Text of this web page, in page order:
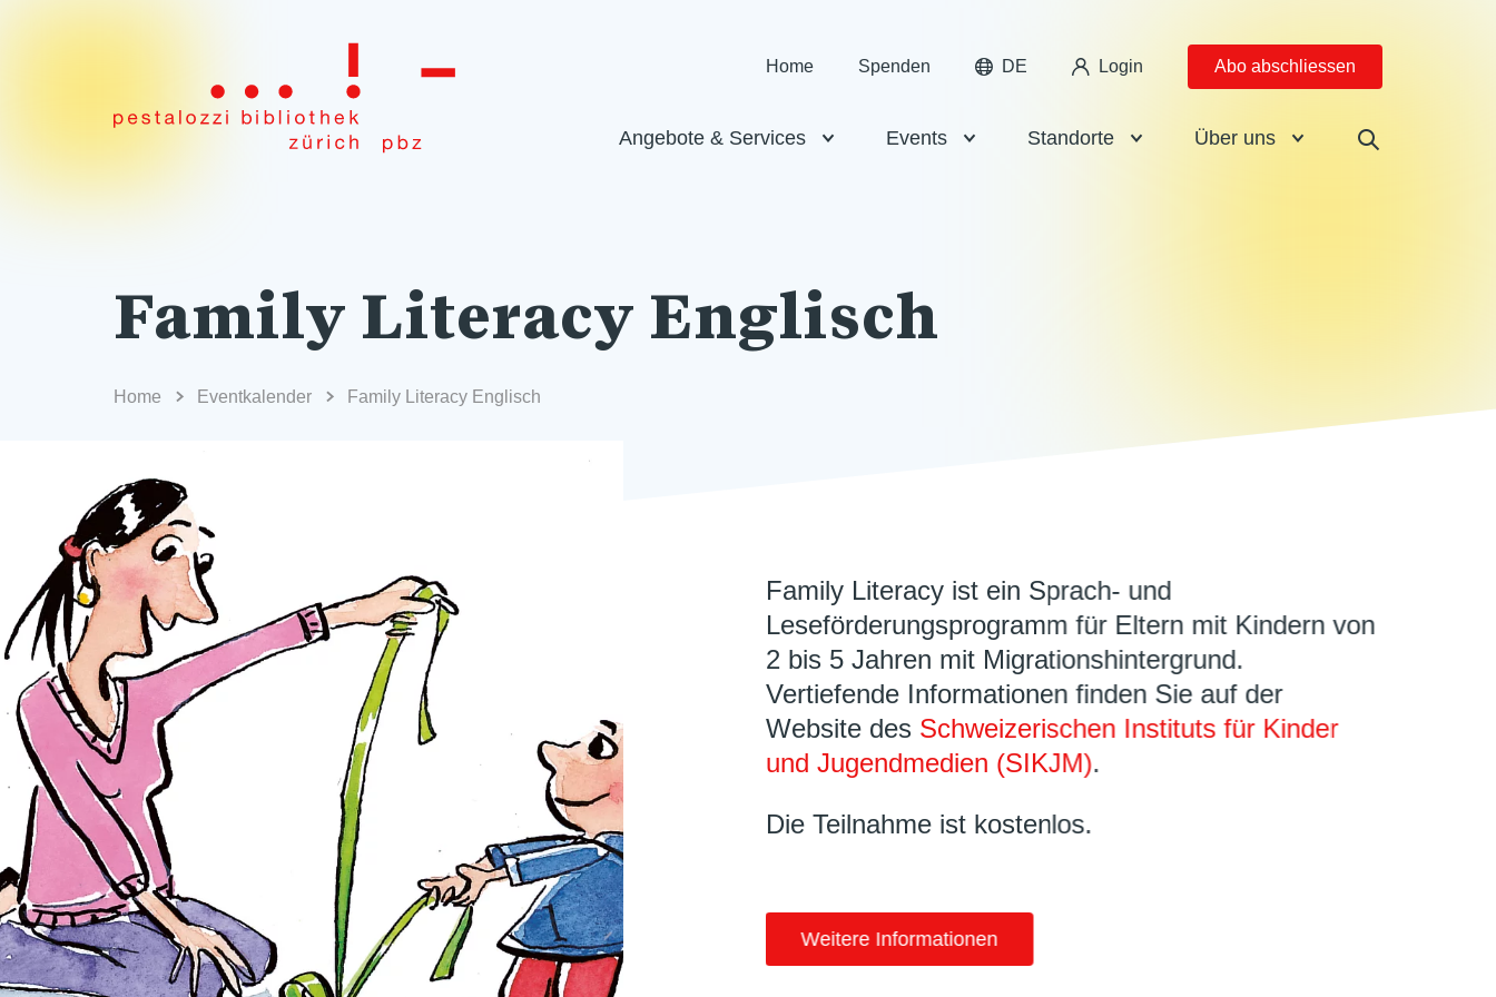
Home Spenden DE Login Abo abschliessen
Angebote & Services Events Standorte Über uns
Family Literacy Englisch
Home Eventkalender Family Literacy Englisch
Family Literacy ist ein Sprach- und
Leseförderungsprogramm für Eltern mit Kindern von
2 bis 5 Jahren mit Migrationshintergrund.
Vertiefende Informationen finden Sie auf der
Website des Schweizerischen Instituts für Kinder
und Jugendmedien (SIKJM).
Die Teilnahme ist kostenlos.
Weitere Informationen